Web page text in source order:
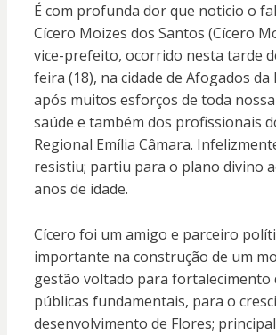
É com profunda dor que noticio o
Cícero Moizes dos Santos (Cícero
vice-prefeito, ocorrido nesta tarde
feira (18), na cidade de Afogados da
após muitos esforços de toda
saúde e também dos profissionais
Regional Emília Câmara.
resistiu; partiu para o plano divino
anos de idade.
Cícero foi um amigo e parceiro
importante na construção de um
gestão voltado para fortalecimento
públicas fundamentais, para o
desenvolvimento de Flores;